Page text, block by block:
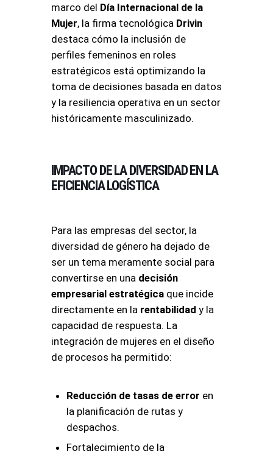
marco del Día Internacional de la
Mujer, la firma tecnológica Drivin
destaca cómo la inclusión de
perfiles femeninos en roles
estratégicos está optimizando la
toma de decisiones basada en datos
y la resiliencia operativa en un sector
históricamente masculinizado.
IMPACTO DE LA DIVERSIDAD EN LA
EFICIENCIA LOGÍSTICA
Para las empresas del sector, la
diversidad de género ha dejado de
ser un tema meramente social para
convertirse en una decisión
empresarial estratégica que incide
directamente en la rentabilidad y la
capacidad de respuesta. La
integración de mujeres en el diseño
de procesos ha permitido:
Reducción de tasas de error en
la planificación de rutas y
despachos.
Fortalecimiento de la